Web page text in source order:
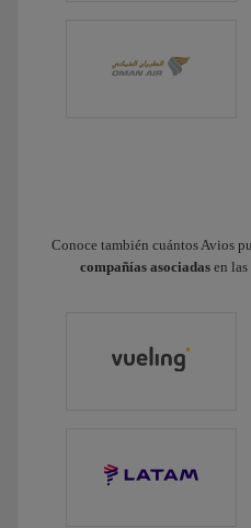
Conoce también cuántos Avios
compañías asociadasen las